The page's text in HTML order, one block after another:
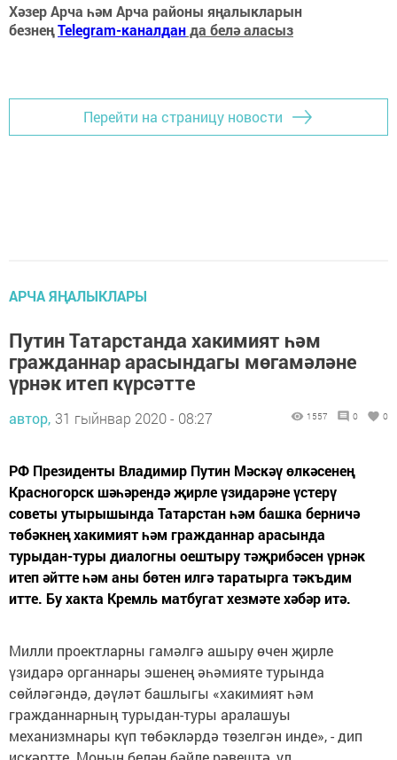
Хәзер Арча һәм Арча районы яңалыкларын
безнеңTelegram-каналданда белә аласыз
Перейти на страницу новости
АРЧА ЯҢАЛЫКЛАРЫ
Путин Татарстанда хакимият һәм
гражданнар арасындагы мөгамәләне
үрнәк итеп күрсәтте
автор, 31 гыйнвар 2020 - 08:27 1557 0 0
РФ Президенты Владимир Путин Мәскәү өлкәсенең
Красногорск шәһәрендә җирле үзидарәне үстерү
советы утырышында Татарстан һәм башка берничә
төбәкнең хакимият һәм гражданнар арасында
турыдан-туры диалогны оештыру тәҗрибәсен үрнәк
итеп әйтте һәм аны бөтен илгә таратырга тәкъдим
итте. Бу хакта Кремль матбугат хезмәте хәбәр итә.
Милли проектларны гамәлгә ашыру өчен җирле
үзидарә органнары эшенең әһәмияте турында
сөйләгәндә, дәүләт башлыгы «хакимият һәм
гражданнарның турыдан-туры аралашуы
механизмнары күп төбәкләрдә төзелгән инде», - дип